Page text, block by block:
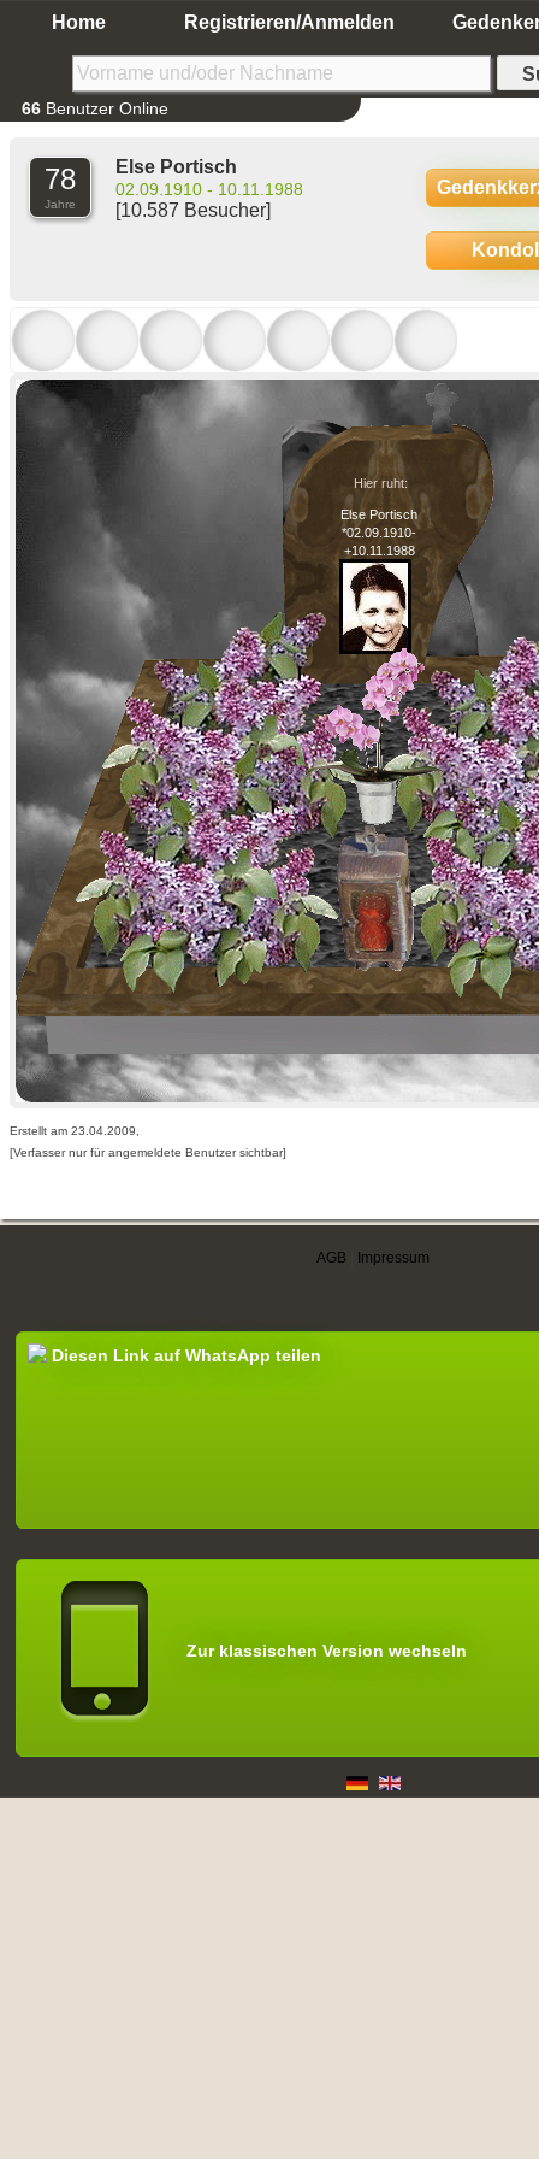
Home Registrieren/Anmelden
66 Benutzer Online
78
Jahre
Else Portisch
02.09.1910 - 10.11.1988
[10.587 Besucher]
Else Portisch
*02.09.1910-
+10.11.1988
Hier ruht:
Erstellt am 23.04.2009,
[Verfasser nur für angemeldete Benutzer sichtbar]
AGB Impressum
Diesen Link auf WhatsApp teilen
Zur klassischen Version wechseln